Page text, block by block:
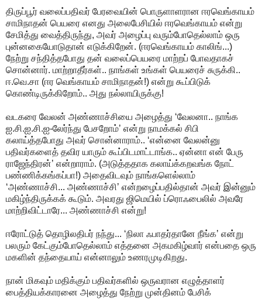
திருப்பூர் வலைப்பதிவர் பேரவையின் பொருளாளரான ஈரவெங்காயம்
சாமிநாதன் பெயரை எனது அலைபேசியில் ஈரவெங்காயம் என்று
சேமித்து வைத்திருந்து, அவர் அழைப்பு வரும்போதெல்லாம் ஒரு
புன்னகையோடுதான் எடுக்கிறேன். (ஈரவெங்காயம் காலிங்...)
நேற்று சந்தித்தபோது தன் வலைப்பெயரை மாற்றப் போவதாகச்
சொன்னார். மாற்றாதீர்கள்.. நாங்கள் உங்கள் பெயரைச் சுருக்கி..
ஈ.வெ.சா (ஈர வெங்காயம் சாமிநாதன்!) என்று கூப்பிடுக்
கொண்டிருக்கிறோம்.. அது நல்லாயிருக்கு!
வடகரை வேலன் அண்ணாச்சியை அழைத்து ‘வேலனா.. நாங்க
ஐ.சி.ஐ.சி.ஐ-லேர்ந்து பேசறோம்’ என்று நாமக்கல் சிபி
கலாய்த்தபோது அவர் சொன்னாராம்.. ‘என்னை வேலன்னு
பதிவர்களைத் தவிர யாரும் கூப்பிடமாட்டாங்க.. ஏன்னா என் பேரு
ராஜேந்திரன்’ என்றாராம். (அடுத்ததாக கலாய்க்கறவங்க நோட்
பண்ணிக்கங்கப்பா!) அதைவிடவும் நாங்களெல்லாம்
‘அண்ணாச்சி... அண்ணாச்சி’ என்றழைப்பதில்தான் அவர் இன்னும்
மகிழ்ந்திருக்கக் கூடும். அவரது ஜிமெயில் ப்ரொஃபைலில் அவரே
மாற்றிவிட்டாரே... அண்ணாச்சி என்று!
ஈரோட்டுத் தொழிலதிபர் நந்து... ‘நிலா ஃபாதர்தானே நீங்க’ என்று
பலரும் கேட்கும்போதெல்லாம் எத்தனை அகமகிழ்வார் என்பதை ஒரு
மகளின் தந்தையாய் என்னாலும் உணரமுடிகிறது.
நான் மிகவும் மதிக்கும் பதிவர்களில் ஒருவரான எழுத்தாளர்
பைத்தியக்காரனை அழைத்து நேற்று முன்தினம் பேசிக்